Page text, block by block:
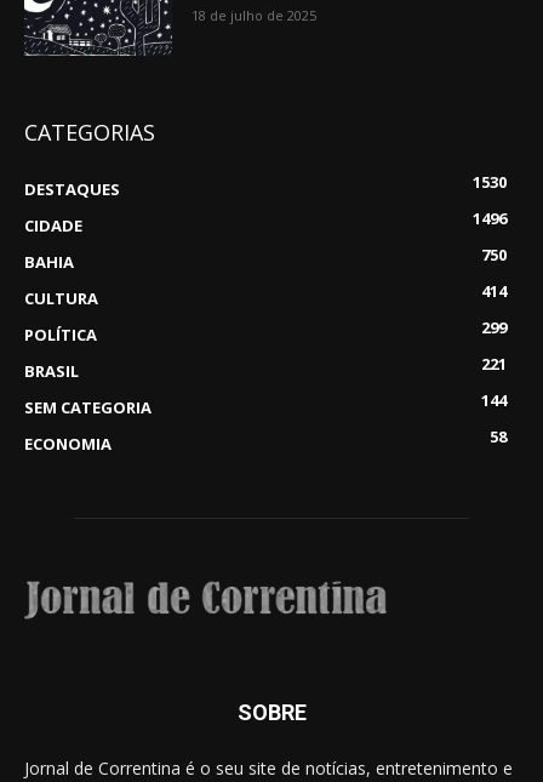
18 de julho de 2025
CATEGORIAS
DESTAQUES
1530
CIDADE
1496
BAHIA
750
CULTURA
414
POLÍTICA
299
BRASIL
221
SEM CATEGORIA
144
ECONOMIA
58
SOBRE
Jornal de Correntina é o seu site de notícias, entretenimento e